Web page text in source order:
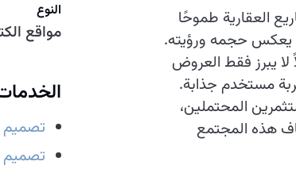
العقارية طموحًا
يعكس حجمه ورؤيته.
لا يبرز فقط العروض
مستخدم جذابة.
المحتملين،
هذه المجتمع
النوع
مواقع
تصميم
تصميم